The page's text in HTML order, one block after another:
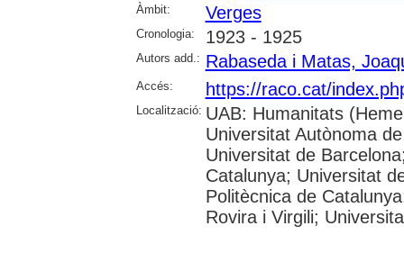
Àmbit: Verges
Cronologia: 1923 - 1925
Autors add.: Rabaseda i Matas,
Accés: https://raco.cat/
Localització: UAB: Humanitats
Universitat Autònoma
Universitat de
Catalunya; Universitat
Politècnica de
Rovira i Virgili;